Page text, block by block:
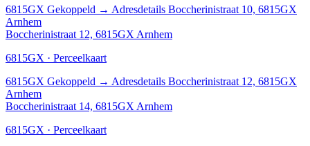
6815GX Gekoppeld → Adresdetails Boccherinistraat 10, 6815GX
Arnhem
Boccherinistraat 12, 6815GX Arnhem
6815GX · Perceelkaart
6815GX Gekoppeld → Adresdetails Boccherinistraat 12, 6815GX
Arnhem
Boccherinistraat 14, 6815GX Arnhem
6815GX · Perceelkaart